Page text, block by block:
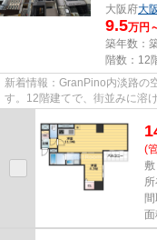
大阪府大
9.5万円
築年数：
階数：12
新着情報：GranPino内淡路の
す。12階建てで、街並みに溶
(
面